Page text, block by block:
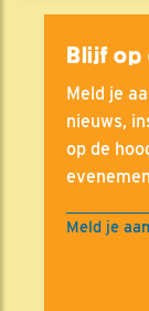
Blijf op
Meld je
nieuws,
op de
Meld je aan